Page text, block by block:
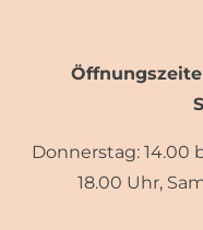
Donnerstag: 14.00
18.00 Uhr,